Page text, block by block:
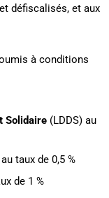
défiscalisés, et aux
à conditions
Solidaire(LDDS) au
taux de 0,5 %
de 1 %